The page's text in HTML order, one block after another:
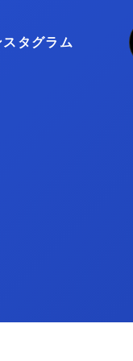
タグラム